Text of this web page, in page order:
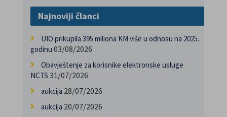
Najnoviji članci
UIO prikupila 395 miliona KM više u odnosu na 2025.
godinu 03/08/2026
Obavještenje za korisnike elektronske usluge
NCTS 31/07/2026
aukcija 28/07/2026
aukcija 20/07/2026